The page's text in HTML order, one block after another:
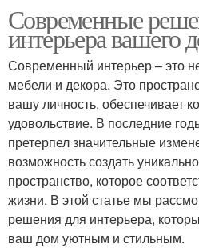
Современные
интерьера вашего
Современный интерьер – это
мебели и декора. Это
вашу личность, обеспечивает
удовольствие. В последние
претерпел значительные
возможность создать
пространство, которое
жизни. В этой статье мы
решения для интерьера,
ваш дом уютным и стильным.